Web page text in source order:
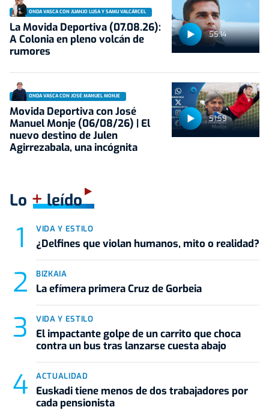
55:14
ONDA VASCA CON JUANJO LUSA Y SAMU VALCÁRCEL
La Movida Deportiva (07.08.26):
A Colonia en pleno volcán de
rumores
51:59
ONDA VASCA CON JOSÉ MANUEL MONJE
Movida Deportiva con José
Manuel Monje (06/08/26) | El
nuevo destino de Julen
Agirrezabala, una incógnita
Lo +leído
VIDA Y ESTILO
¿Delfines que violan humanos, mito o realidad?
BIZKAIA
La efímera primera Cruz de Gorbeia
VIDA Y ESTILO
El impactante golpe de un carrito que choca
contra un bus tras lanzarse cuesta abajo
ACTUALIDAD
Euskadi tiene menos de dos trabajadores por
cada pensionista